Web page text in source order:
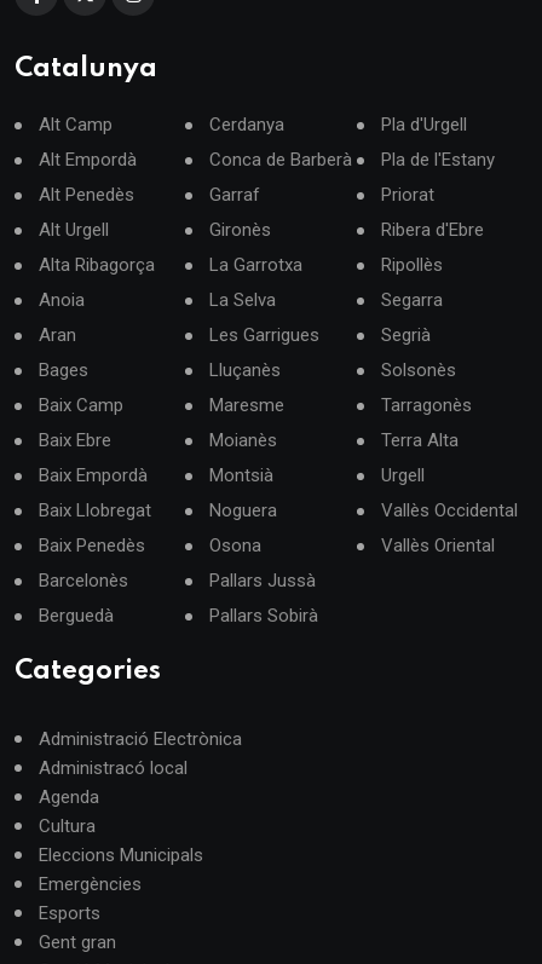
Catalunya
Alt Camp
Alt Empordà
Alt Penedès
Alt Urgell
Alta Ribagorça
Anoia
Aran
Bages
Baix Camp
Baix Ebre
Baix Empordà
Baix Llobregat
Baix Penedès
Barcelonès
Berguedà
Cerdanya
Conca de Barberà
Garraf
Gironès
La Garrotxa
La Selva
Les Garrigues
Lluçanès
Maresme
Moianès
Montsià
Noguera
Osona
Pallars Jussà
Pallars Sobirà
Pla d'Urgell
Pla de l'Estany
Priorat
Ribera d'Ebre
Ripollès
Segarra
Segrià
Solsonès
Tarragonès
Terra Alta
Urgell
Vallès Occidental
Vallès Oriental
Categories
Administració Electrònica
Administracó local
Agenda
Cultura
Eleccions Municipals
Emergències
Esports
Gent gran